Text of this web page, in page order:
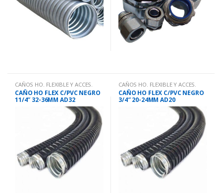
CAÑOS HO. FLEXIBLE Y ACCES.
CAÑO HO FLEX C/PVC NEGRO
11/4″ 32-36MM AD32
CAÑOS HO. FLEXIBLE Y ACCES.
CAÑO HO FLEX C/PVC NEGRO
3/4″ 20-24MM AD20